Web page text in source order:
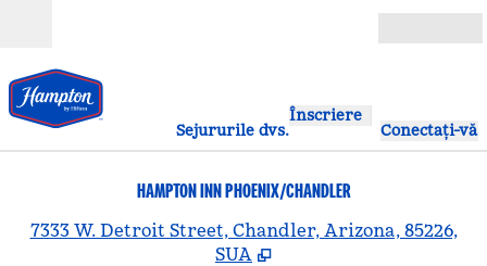
Sejururile dvs.
Înscriere
Conectați-vă
HAMPTON INN PHOENIX/CHANDLER
7333 W. Detroit Street, Chandler, Arizona, 85226,
SUA